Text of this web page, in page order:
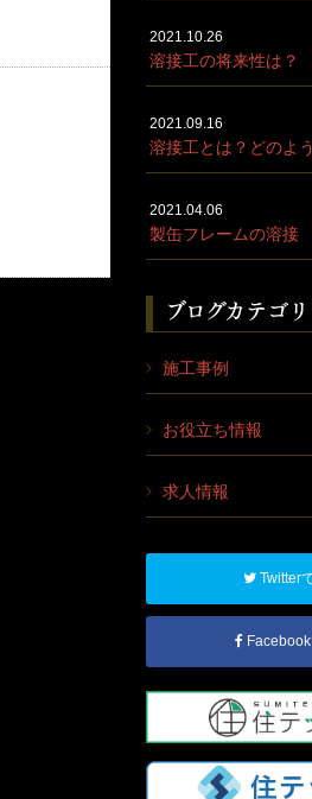
2021.10.26
溶接工の将来性は？
2021.09.16
溶接工とは？どのよ
2021.04.06
製缶フレームの溶接
ブログカテゴリ
施工事例
お役立ち情報
求人情報
Twitter